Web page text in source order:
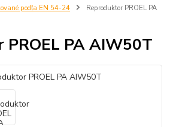
podľa EN 54-24
Reproduktor PROEL PA
PA AIW50T